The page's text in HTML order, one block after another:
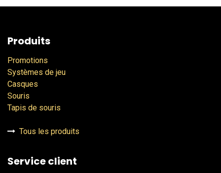
Produits
Promotions
Systèmes de jeu
Casques
Souris
Tapis de souris
Tous les produits
Service client